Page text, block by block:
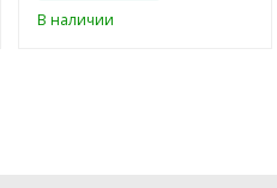
В наличии